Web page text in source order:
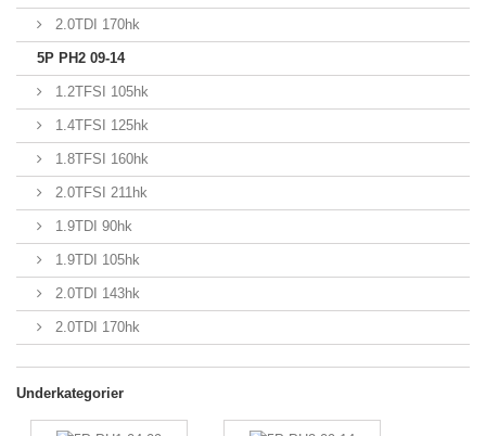
2.0TDI 170hk
5P PH2 09-14
1.2TFSI 105hk
1.4TFSI 125hk
1.8TFSI 160hk
2.0TFSI 211hk
1.9TDI 90hk
1.9TDI 105hk
2.0TDI 143hk
2.0TDI 170hk
Underkategorier